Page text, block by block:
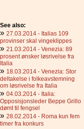
See also:
» 27.03.2014 - Italias 109
provinser skal vingeklippes
» 21.03.2014 - Venezia: 89
prosent ønsker løsrivelse fra
Italia
» 18.03.2014 - Venezia: Stor
deltakelse i folkeavstemning
om løsrivelse fra Italia
» 04.03.2014 - Italia:
Opposisjonsleder Beppe Grillo
dømt til fengsel
» 28.02.2014 - Roma kun fem
timer fra konkurs